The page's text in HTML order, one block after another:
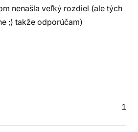
nenašla veľký rozdiel (ale tých
;) takže odporúčam)
1